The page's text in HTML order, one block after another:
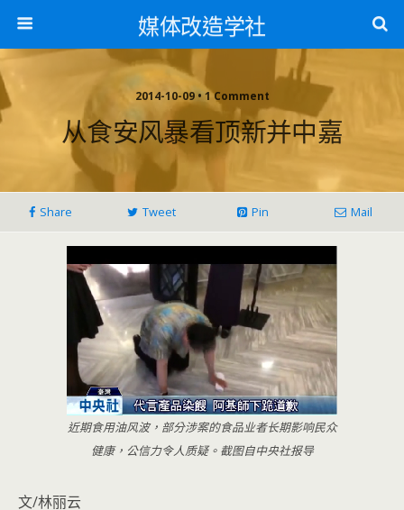
媒体改造学社
2014-10-09 • 1 Comment
从食安风暴看顶新并中嘉
Share Tweet Pin Mail
近期食用油风波，部分涉案的食品业者长期影响民众
健康，公信力令人质疑。截图自中央社报导
文/林丽云